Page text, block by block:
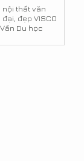
nội thất văn
đẹp VISCO
Du học